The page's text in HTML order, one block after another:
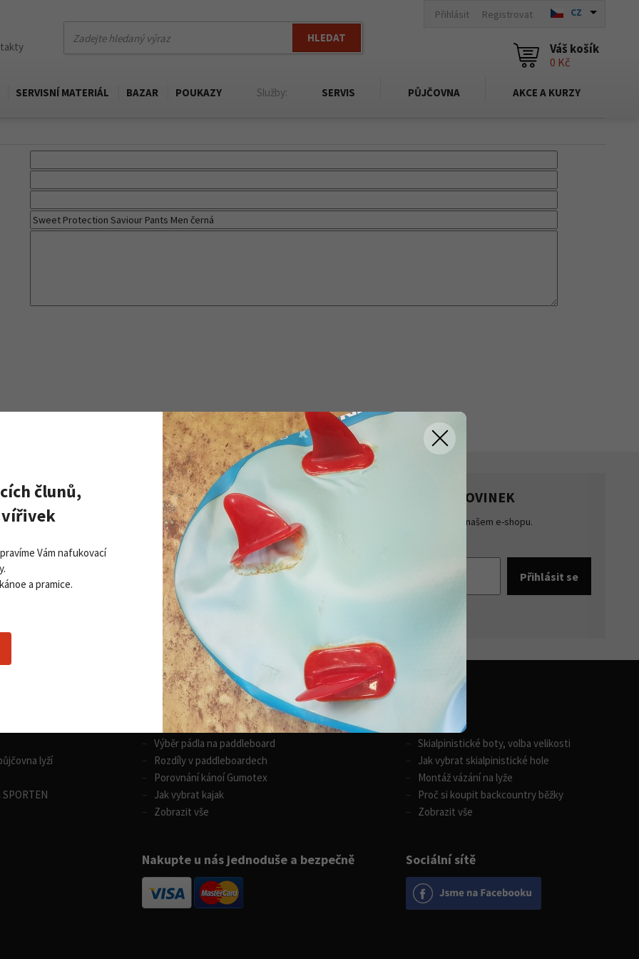
HLEDAT
Přihlásit Registrovat CZ
Váš košík
0 Kč
SERVISNÍ MATERIÁL BAZAR POUKAZY Služby: SERVIS PŮJČOVNA AKCE A KURZY
Zobrazit všechny novinky
Viking nově v naší
2026
více
PŘIHLASTE SE K ODBĚRU NOVINEK
Získejte přehled o novinkách a akcích na našem e-shopu.
Přihlašte se k odběru novinek.
Sociální sítě
lyží
Nákupní rádce
Vodní sporty
Výběr pádla na paddleboard
Rozdíly v paddleboardech
Porovnání kánoí Gumotex
Jak vybrat kajak
Zobrazit vše
Zimní sporty
Skialpinistické boty, volba velikosti
Jak vybrat skialpinistické hole
Montáž vázání na lyže
Proč si koupit backcountry běžky
Zobrazit vše
Nakupte u nás jednoduše a bezpečně
člunů,
vířivek
Vám nafukovací
a pramice.